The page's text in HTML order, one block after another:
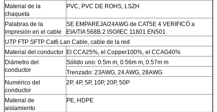
Material de la
chaqueta
PVC, PVC DE ROHS, LSZH
Palabras de la
impresión en el cable
SE EMPAREJA/24AWG de CAT5E 4 VERIFICÓ a
EIA/TIA 568B.2 ISO/IEC 11801 EN501
UTP FTP SFTP Cat6 Lan Cable, cable de la red
Material del conductor El CCA25%, el Copper100%, el CCAG40%
Diámetro del
conductor
Sólido uno: 0.5m m, 0.56m m, 0.57m m
Trenzado: 23AWG, 24 AWG, 28AWG
Numérico del
conductor
2P, 4P, 5P, 10P, 20P, 50P
Material de
aislamiento
PE, HDPE